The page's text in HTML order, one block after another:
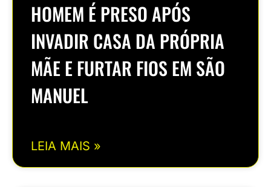
HOMEM É PRESO APÓS
INVADIR CASA DA PRÓPRIA
MÃE E FURTAR FIOS EM SÃO
MANUEL
LEIA MAIS »